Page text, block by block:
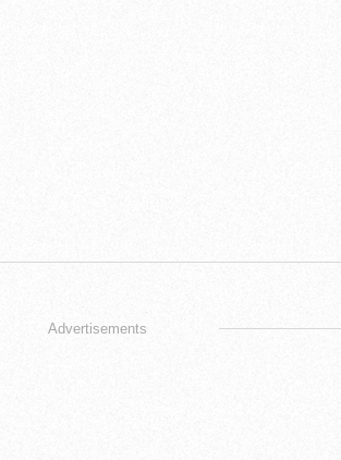
Advertisements